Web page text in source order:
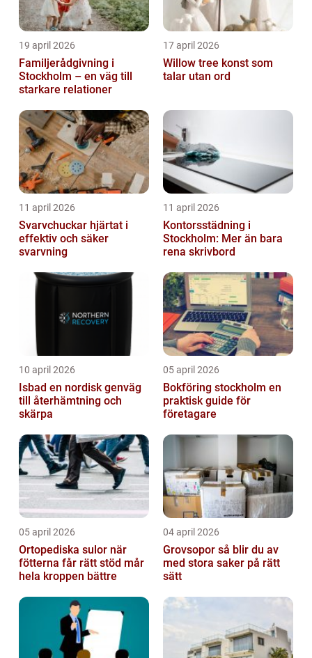
19 april 2026
Familjerådgivning i
Stockholm – en väg till
starkare relationer
17 april 2026
Willow tree konst som
talar utan ord
11 april 2026
Svarvchuckar hjärtat i
effektiv och säker
svarvning
11 april 2026
Kontorsstädning i
Stockholm: Mer än bara
rena skrivbord
10 april 2026
Isbad en nordisk genväg
till återhämtning och
skärpa
05 april 2026
Bokföring stockholm en
praktisk guide för
företagare
05 april 2026
Ortopediska sulor när
fötterna får rätt stöd mår
hela kroppen bättre
04 april 2026
Grovsopor så blir du av
med stora saker på rätt
sätt